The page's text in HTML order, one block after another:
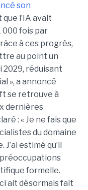
son
l’IA avait
000 fois par
à ces progrès,
au point un
2029, réduisant
», a annoncé
se retrouve à
dernières
: « Je ne fais que
du domaine
estimé qu’il
formelle.
ait désormais fait